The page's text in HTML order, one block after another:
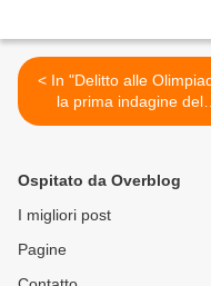
< In "Delitto alle Olimpiadi"
la prima indagine del
commissario Igor Attila
Ospitato da Overblog
I migliori post
Pagine